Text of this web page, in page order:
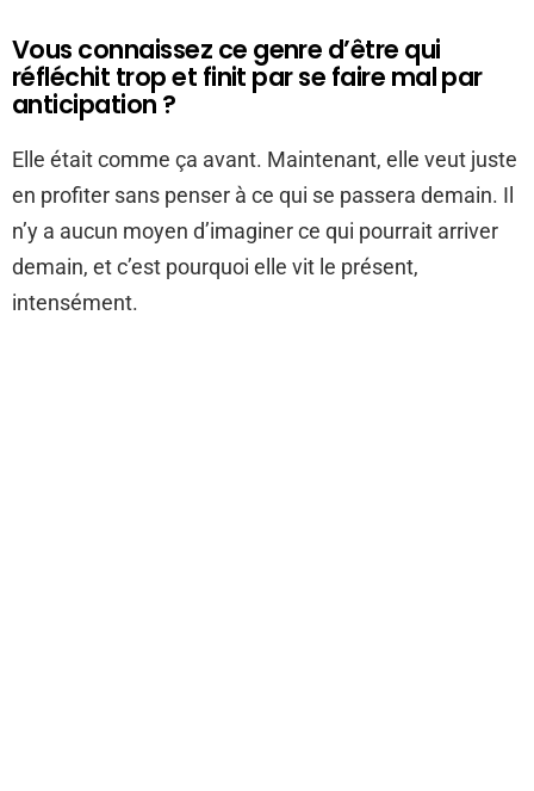
Vous connaissez ce genre d’être qui
réfléchit trop et finit par se faire mal par
anticipation ?
Elle était comme ça avant. Maintenant, elle veut juste
en profiter sans penser à ce qui se passera demain. Il
n’y a aucun moyen d’imaginer ce qui pourrait arriver
demain, et c’est pourquoi elle vit le présent,
intensément.